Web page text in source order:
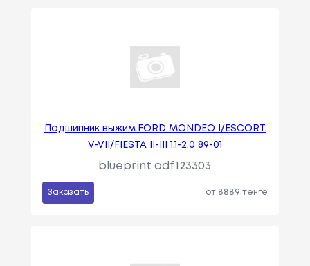
Подшипник выжим.FORD MONDEO I/ESCORT
V-VII/FIESTA II-III 1.1-2.0 89-01
blueprint adf123303
Заказать от 8889 тенге